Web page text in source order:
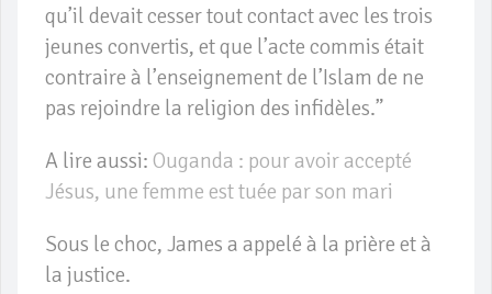
qu’il devait cesser tout contact avec les trois
jeunes convertis, et que l’acte commis était
contraire à l’enseignement de l’Islam de ne
pas rejoindre la religion des infidèles.”
A lire aussi: Ouganda : pour avoir accepté
Jésus, une femme est tuée par son mari
Sous le choc, James a appelé à la prière et à
la justice.